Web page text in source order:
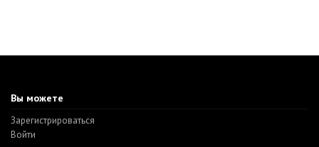
Вы можете
Зарегистрироваться
Войти